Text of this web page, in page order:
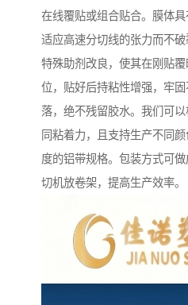
在线覆贴或组合贴合。膜体
适应高速分切线的张力而不
特殊助剂改良，使其在刚贴
位，贴好后持粘性增强，牢
落，绝不残留胶水。我们可
同粘着力，且支持生产不同
度的铝带规格。包装方式可
切机放卷架，提高生产效率。